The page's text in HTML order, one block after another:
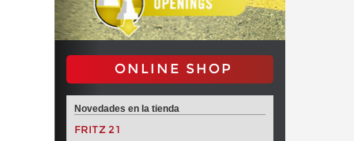
ONLINE SHOP
Novedades en la tienda
FRITZ 21